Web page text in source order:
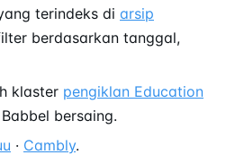
terindeks di arsip
berdasarkan tanggal,
klaster pengiklan Education
bersaing.
· Cambly.